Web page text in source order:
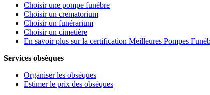
Choisir une pompe funèbre
Choisir un crematorium
Choisir un funérarium
Choisir un cimetière
En savoir plus sur la certification Meilleures Pompes
Services obsèques
Organiser les obsèques
Estimer le prix des obsèques